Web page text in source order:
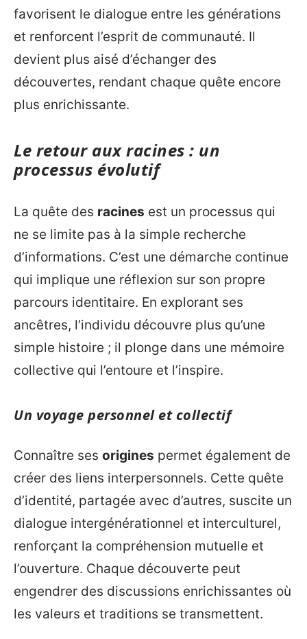
favorisent le dialogue entre les générations
et renforcent l’esprit de communauté. Il
devient plus aisé d’échanger des
découvertes, rendant chaque quête encore
plus enrichissante.
Le retour aux racines : un
processus évolutif
La quête des racines est un processus qui
ne se limite pas à la simple recherche
d’informations. C’est une démarche continue
qui implique une réflexion sur son propre
parcours identitaire. En explorant ses
ancêtres, l’individu découvre plus qu’une
simple histoire ; il plonge dans une mémoire
collective qui l’entoure et l’inspire.
Un voyage personnel et collectif
Connaître ses origines permet également de
créer des liens interpersonnels. Cette quête
d’identité, partagée avec d’autres, suscite un
dialogue intergénérationnel et interculturel,
renforçant la compréhension mutuelle et
l’ouverture. Chaque découverte peut
engendrer des discussions enrichissantes où
les valeurs et traditions se transmettent.